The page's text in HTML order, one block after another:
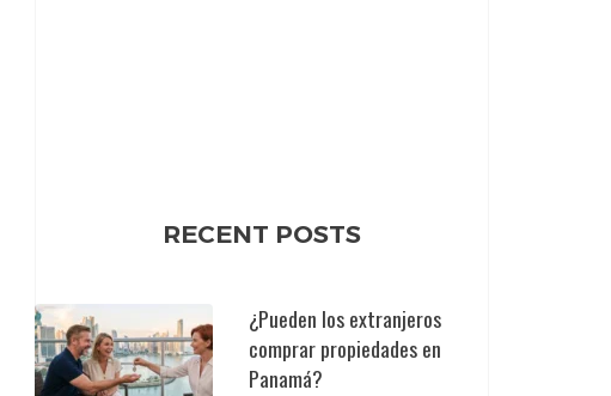
RECENT POSTS
¿Pueden los extranjeros
comprar propiedades en
Panamá?